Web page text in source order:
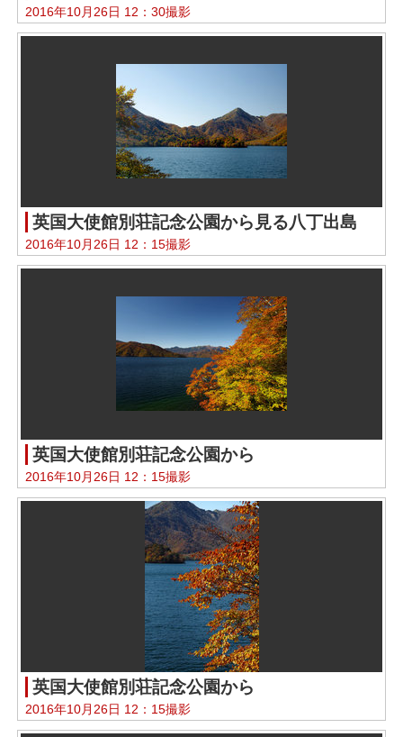
2016年10月26日 12：30撮影
英国大使館別荘記念公園から見る八丁出島
2016年10月26日 12：15撮影
英国大使館別荘記念公園から
2016年10月26日 12：15撮影
英国大使館別荘記念公園から
2016年10月26日 12：15撮影